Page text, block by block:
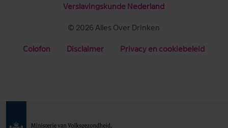
© 2026 Alles Over Drinken
Verslavingskunde Nederland
Colofon Disclaimer Privacy en cookiebeleid